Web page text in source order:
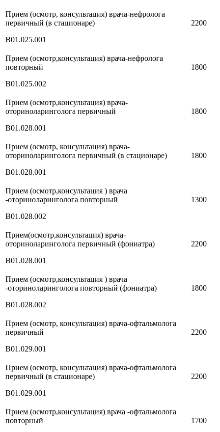
Прием (осмотр, консультация) врача-нефролога
первичный (в стационаре)
В01.025.001
2200
Прием (осмотр,консультация) врача-нефролога
повторный
В01.025.002
1800
Прием (осмотр,консультация) врача-
оториноларинголога первичный
В01.028.001
1800
Прием (осмотр, консультация) врача-
оториноларинголога первичный (в стационаре)
В01.028.001
1800
Прием (осмотр,консультация ) врача
-оториноларинголога повторный
В01.028.002
1300
Прием(осмотр,консультация) врача-
оториноларинголога первичный (фониатра)
В01.028.001
2200
Прием (осмотр,консультация ) врача
-оториноларинголога повторный (фониатра)
В01.028.002
1800
Прием (осмотр, консультация) врача-офтальмолога
первичный
В01.029.001
2200
Прием (осмотр, консультация) врача-офтальмолога
первичный (в стационаре)
В01.029.001
2200
Прием (осмотр,консультация) врача -офтальмолога
повторный
1700